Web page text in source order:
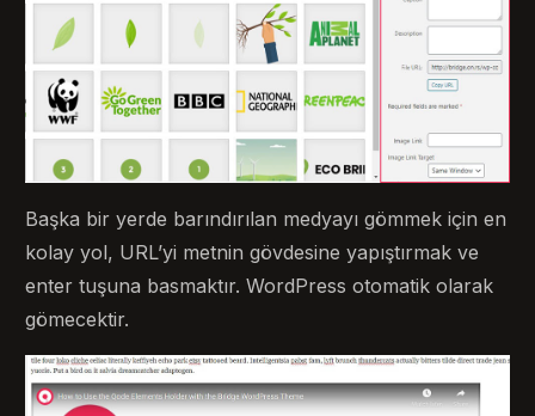
Başka bir yerde barındırılan medyayı gömmek için en
kolay yol, URL’yi metnin gövdesine yapıştırmak ve
enter tuşuna basmaktır. WordPress otomatik olarak
gömecektir.